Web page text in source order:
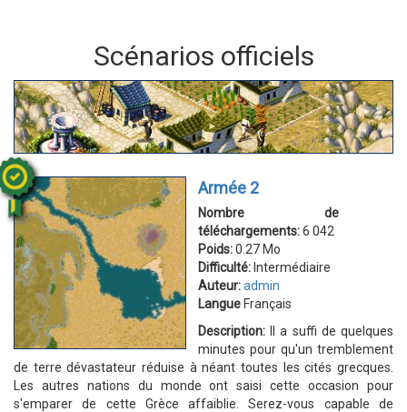
Scénarios officiels
Armée 2
Nombre de
téléchargements:6 042
Poids:0.27 Mo
Difficulté: Intermédiaire
Auteur:admin
Langue Français
Description:
Il a suffi de quelques
minutes pour qu'un tremblement
de terre dévastateur réduise à néant toutes les cités grecques.
Les autres nations du monde ont saisi cette occasion pour
s'emparer de cette Grèce affaiblie. Serez-vous capable de